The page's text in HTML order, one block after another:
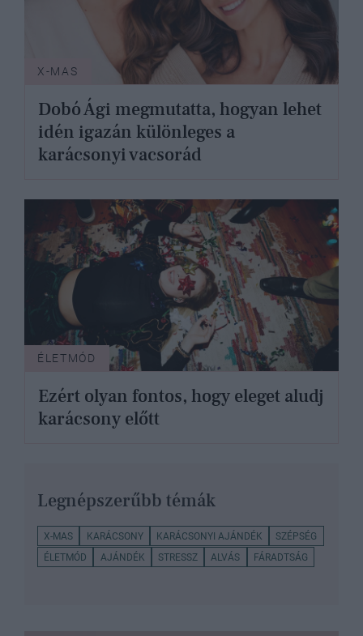
X-MAS
Dobó Ági megmutatta, hogyan lehet
idén igazán különleges a
karácsonyi vacsorád
ÉLETMÓD
Ezért olyan fontos, hogy eleget aludj
karácsony előtt
Legnépszerűbb témák
X-MAS KARÁCSONY KARÁCSONYI AJÁNDÉK
SZÉPSÉG
ÉLETMÓD
AJÁNDÉK STRESSZ ALVÁS FÁRADTSÁG